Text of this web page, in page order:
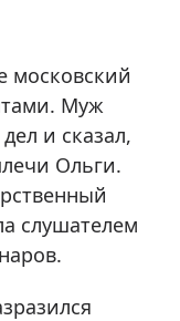
московский
Муж
и сказал,
Ольги.
слушателем